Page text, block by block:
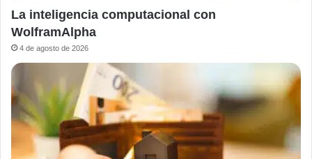
La inteligencia computacional con
WolframAlpha
4 de agosto de 2026